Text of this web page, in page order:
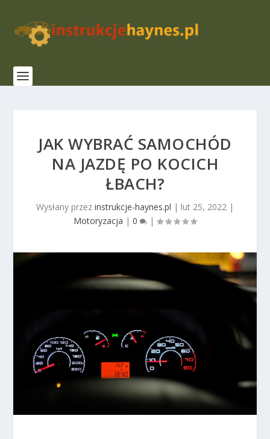
JAK WYBRAĆ SAMOCHÓD
NA JAZDĘ PO KOCICH
ŁBACH?
Wysłany przez instrukcje-haynes.pl | lut 25, 2022 |
Motoryzacja | 0 |